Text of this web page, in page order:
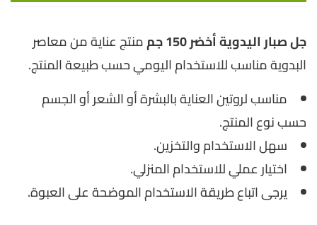
جل صبار اليدوية أخضر 150 جم
منتج عناية من معاصر
البدوية مناسب للاستخدام اليومي حسب طبيعة المنتج.
مناسب لروتين العناية بالبشرة أو الشعر أو الجسم
حسب نوع المنتج.
سهل الاستخدام والتخزين.
اختيار عملي للاستخدام المنزلي.
يرجى اتباع طريقة الاستخدام الموضحة على العبوة.